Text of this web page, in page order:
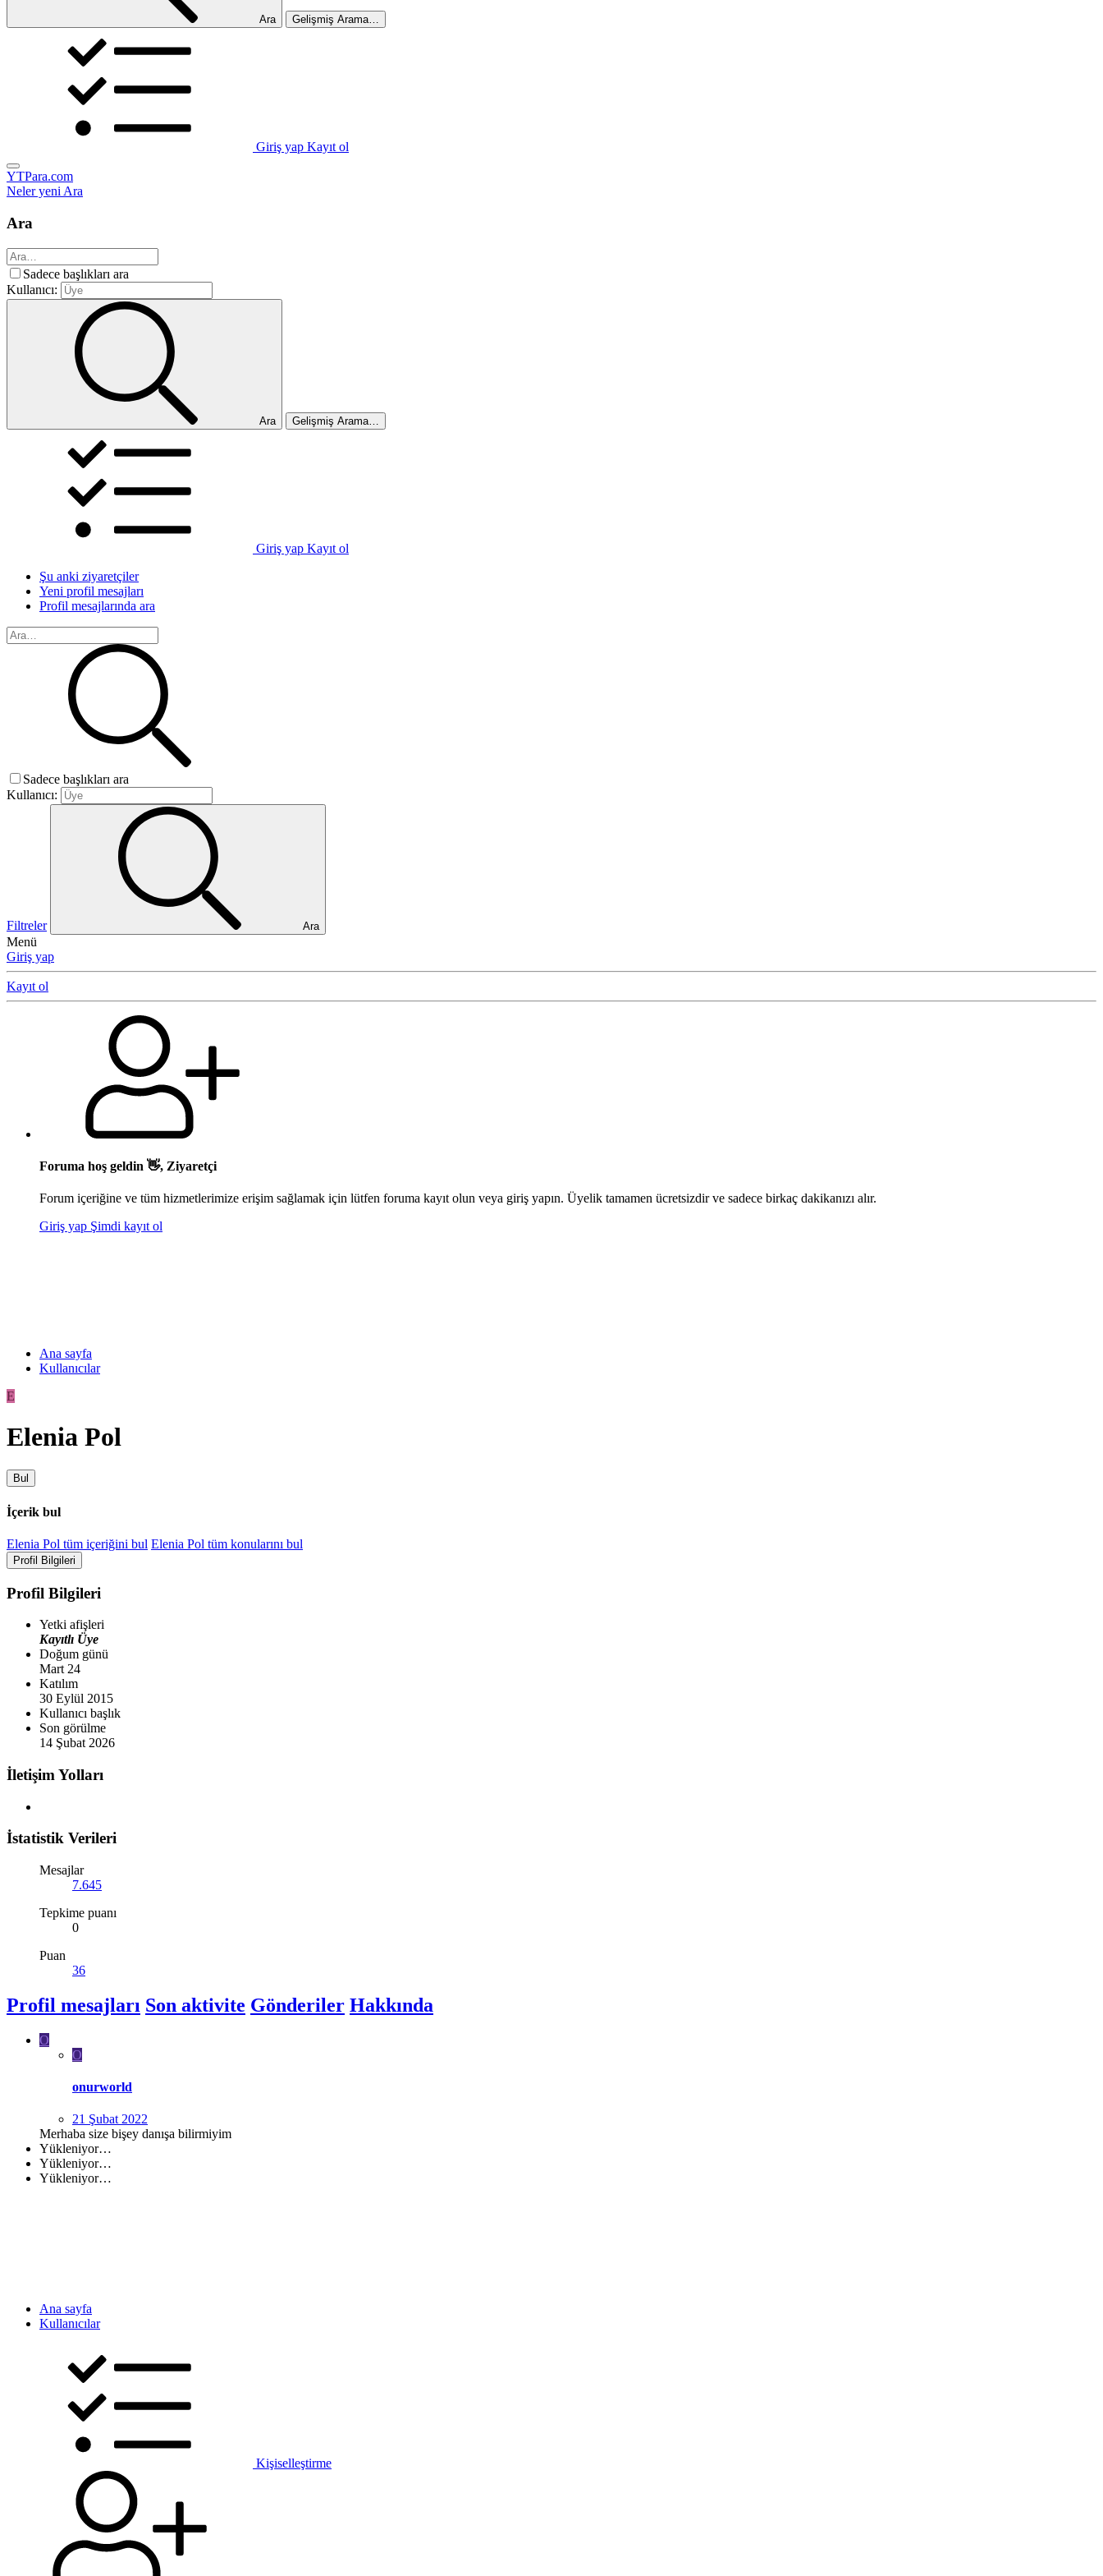
Ara Gelişmiş Arama…
Giriş yap Kayıt ol
YTPara.com
Neler yeniAra
Ara
Sadece başlıkları ara
Kullanıcı:
Ara Gelişmiş Arama…
Giriş yap Kayıt ol
Şu anki ziyaretçiler
Yeni profil mesajları
Profil mesajlarında ara
Sadece başlıkları ara
Kullanıcı:
Filtreler Ara
Menü
Giriş yap
Kayıt ol
Foruma hoş geldin 👋, Ziyaretçi
Forum içeriğine ve tüm hizmetlerimize erişim sağlamak için lütfen foruma kayıt olun veya giriş yapın. Üyelik tamamen ücretsizdir ve sadece birkaç dakikanızı alır.
Giriş yap Şimdi kayıt ol
Ana sayfa
Kullanıcılar
E
Elenia Pol
Bul
İçerik bul
Elenia Pol tüm içeriğini bul Elenia Pol tüm konularını bul
Profil Bilgileri
Profil Bilgileri
Yetki afişleri
Kayıtlı Üye
Doğum günü
Mart 24
Katılım
30 Eylül 2015
Kullanıcı başlık
Son görülme
14 Şubat 2026
İletişim Yolları
İstatistik Verileri
Mesajlar
7.645
Tepkime puanı
0
Puan
36
Profil mesajları Son aktivite Gönderiler Hakkında
O
O
onurworld
21 Şubat 2022
Merhaba size bişey danışa bilirmiyim
Yükleniyor…
Yükleniyor…
Yükleniyor…
Ana sayfa
Kullanıcılar
Kişiselleştirme